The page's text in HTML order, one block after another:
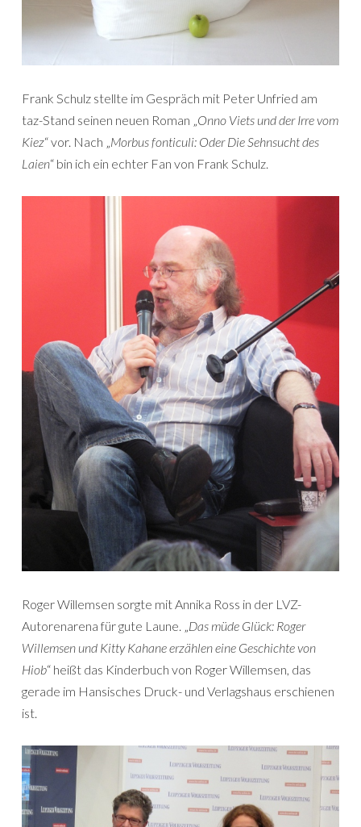
Frank Schulz stellte im Gespräch mit Peter Unfried am
taz-Stand seinen neuen Roman „Onno Viets und der Irre vom
Kiez“ vor. Nach „Morbus fonticuli: Oder Die Sehnsucht des
Laien“ bin ich ein echter Fan von Frank Schulz.
Roger Willemsen sorgte mit Annika Ross in der LVZ-
Autorenarena für gute Laune. „ Das müde Glück: Roger
Willemsen und Kitty Kahane erzählen eine Geschichte von
Hiob“ heißt das Kinderbuch von Roger Willemsen, das
gerade im Hansisches Druck- und Verlagshaus erschienen
ist.